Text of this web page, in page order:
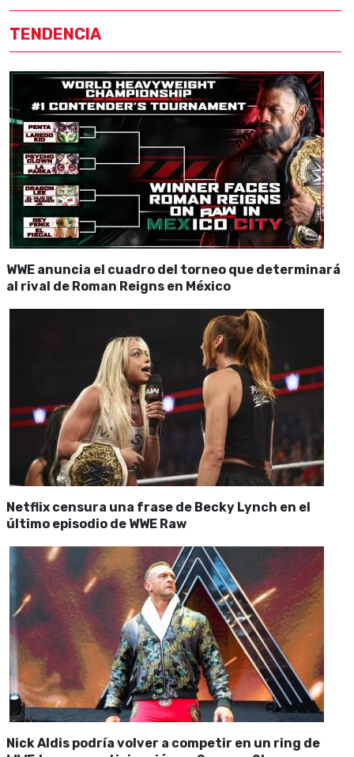
TENDENCIA
WWE anuncia el cuadro del torneo que determinará
al rival de Roman Reigns en México
Netflix censura una frase de Becky Lynch en el
último episodio de WWE Raw
Nick Aldis podría volver a competir en un ring de